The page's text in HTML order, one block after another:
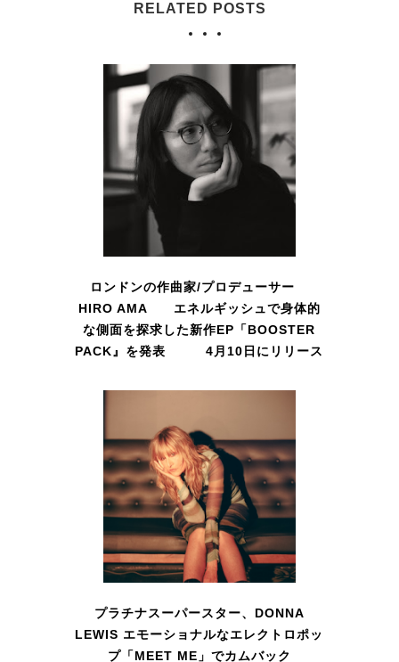
RELATED POSTS
ロンドンの作曲家/プロデューサー
HIRO AMA エネルギッシュで身体的
な側面を探求した新作EP「BOOSTER
PACK』を発表 4月10日にリリース
プラチナスーパースター、DONNA
LEWIS エモーショナルなエレクトロポッ
プ「MEET ME」でカムバック